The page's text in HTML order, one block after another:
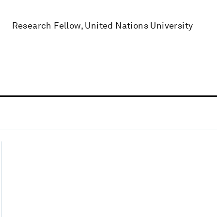
Research Fellow, United Nations University